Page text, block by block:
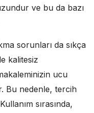
ve bu da bazı
sorunları da sıkça
kalitesiz
ucu
Bu nedenle, tercih
sırasında,